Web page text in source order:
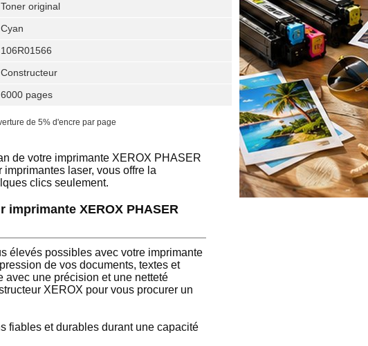
Toner original
Cyan
106R01566
Constructeur
6000 pages
de 5% d'encre par page
de votre imprimante XEROX PHASER
laser, vous offre la
clics seulement.
XEROX PHASER
élevés possibles avec votre imprimante
de vos documents, textes et
avec une précision et une netteté
XEROX pour vous procurer un
fiables et durables durant une capacité